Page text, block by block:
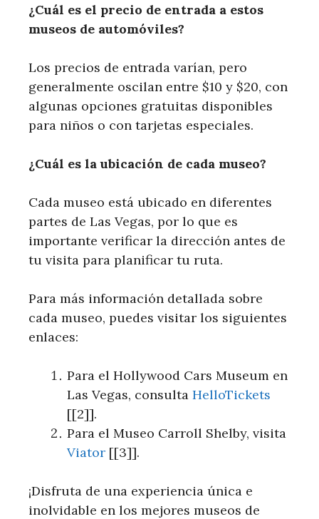
¿Cuál es el precio de​ entrada a estos⁢
museos‌ de automóviles?
Los precios de entrada varían, pero
generalmente oscilan entre $10 y $20, con
algunas opciones gratuitas disponibles
para niños o con tarjetas especiales.
¿Cuál es la ubicación de cada museo?
Cada museo está ubicado en⁤ diferentes
partes de Las Vegas, por lo‌ que es
importante verificar la dirección antes de
tu visita para planificar tu ruta.
Para más información detallada sobre
⁢cada museo, puedes visitar los siguientes‍
enlaces:
Para el ⁣Hollywood Cars Museum en
Las⁣ Vegas, consulta HelloTickets
[[2]].
Para el Museo‍ Carroll Shelby, visita
Viator [[3]].
¡Disfruta de una ⁢experiencia única e
inolvidable​ en los mejores‌ museos de